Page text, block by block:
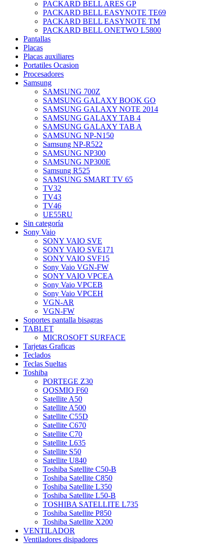
PACKARD BELL ARES GP
PACKARD BELL EASYNOTE TE69
PACKARD BELL EASYNOTE TM
PACKARD BELL ONETWO L5800
Pantallas
Placas
Placas auxiliares
Portatiles Ocasion
Procesadores
Samsung
SAMSUNG 700Z
SAMSUNG GALAXY BOOK GO
SAMSUNG GALAXY NOTE 2014
SAMSUNG GALAXY TAB 4
SAMSUNG GALAXY TAB A
SAMSUNG NP-N150
Samsung NP-R522
SAMSUNG NP300
SAMSUNG NP300E
Samsung R525
SAMSUNG SMART TV 65
TV32
TV43
TV46
UE55RU
Sin categoría
Sony Vaio
SONY VAIO SVE
SONY VAIO SVE171
SONY VAIO SVF15
Sony Vaio VGN-FW
SONY VAIO VPCEA
Sony Vaio VPCEB
Sony Vaio VPCEH
VGN-AR
VGN-FW
Soportes pantalla bisagras
TABLET
MICROSOFT SURFACE
Tarjetas Graficas
Teclados
Teclas Sueltas
Toshiba
PORTEGE Z30
QOSMIO F60
Satellite A50
Satellite A500
Satellite C55D
Satellite C670
Satellite C70
Satellite L635
Satellite S50
Satellite U840
Toshiba Satellite C50-B
Toshiba Satellite C850
Toshiba Satellite L350
Toshiba Satellite L50-B
TOSHIBA SATELLITE L735
Toshiba Satellite P850
Toshiba Satellite X200
VENTILADOR
Ventiladores disipadores